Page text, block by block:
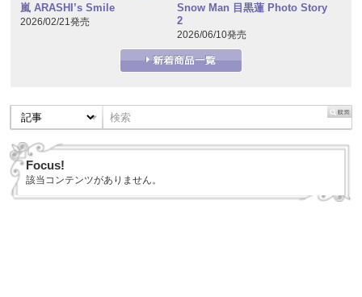
嵐 ARASHI’s Smile
2026/02/21発売
Snow Man 目黒蓮 Photo Story
2
2026/06/10発売
Focus!
該当コンテンツがありません。